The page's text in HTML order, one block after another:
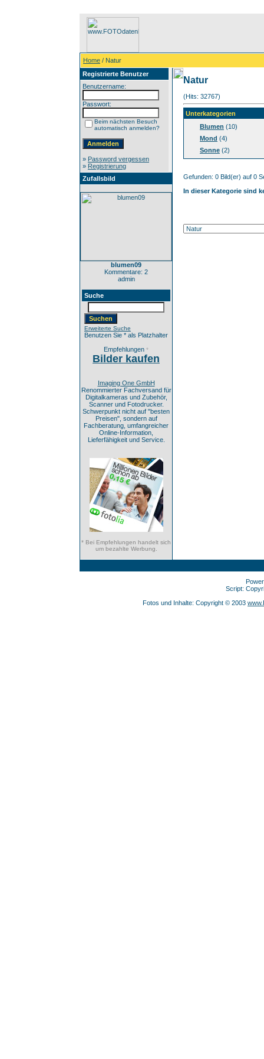
Home / Natur
Registrierte Benutzer
Benutzername:
Passwort:
Beim nächsten Besuch
automatisch anmelden?
» Password vergessen
» Registrierung
Zufallsbild
blumen09
Kommentare: 2
admin
Suche
Erweiterte Suche
Benutzen Sie * als Platzhalter
Empfehlungen *
Bilder kaufen
Imaging One GmbH
Renommierter Fachversand für
Digitalkameras und Zubehör,
Scanner und Fotodrucker.
Schwerpunkt nicht auf "besten
Preisen", sondern auf
Fachberatung, umfangreicher
Online-Information,
Lieferfähigkeit und Service.
* Bei Empfehlungen handelt sich
um bezahlte Werbung.
Natur
(Hits: 32767)
Unterkategorien
Blumen (10)
Mond (4)
Sonne (2)
Gefunden: 0 Bild(er) auf 0
In dieser Kategorie sind
Script:
Fotos und Inhalte: Copyright © 2003